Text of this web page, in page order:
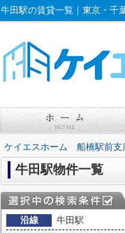
牛田駅の賃貸一覧｜東京・千
ケイエスホーム 船橋駅前支
牛田駅物件一覧
沿線
牛田駅